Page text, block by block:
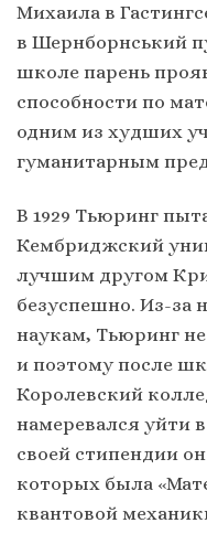
Михаила в
в Шернборнський
школе парень
способности по
одним из худших
гуманитарным
В 1929 Тьюринг
Кембриджский
лучшим другом
безуспешно. Из-за
наукам, Тьюринг
и поэтому после
Королевский
намеревался уйти
своей стипендии
которых была
квантовой